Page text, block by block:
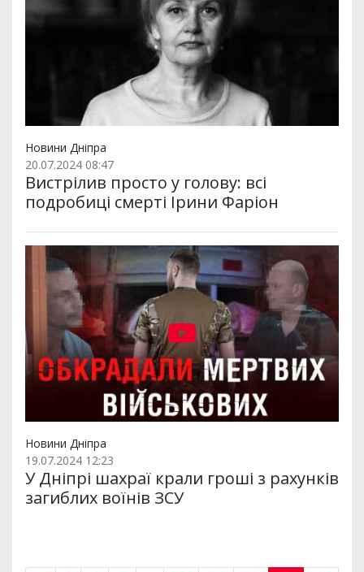
Новини Дніпра
20.07.2024 08:47
Вистрілив просто у голову: всі
подробиці смерті Ірини Фаріон
Новини Дніпра
19.07.2024 12:23
У Дніпрі шахраї крали гроші з рахунків
загиблих воїнів ЗСУ